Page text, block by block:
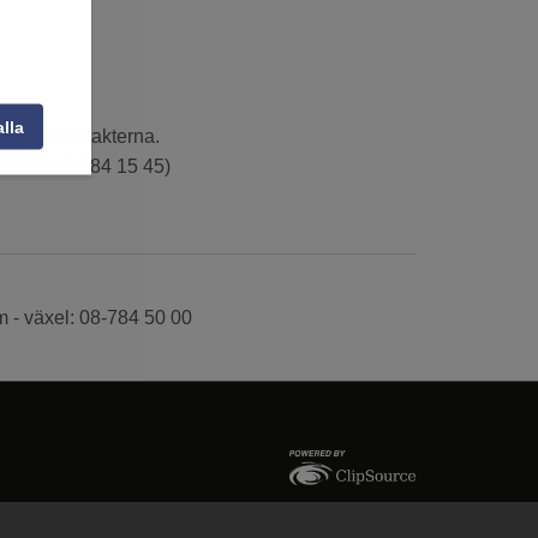
08-784 15 45)
- växel: 08-784 50 00